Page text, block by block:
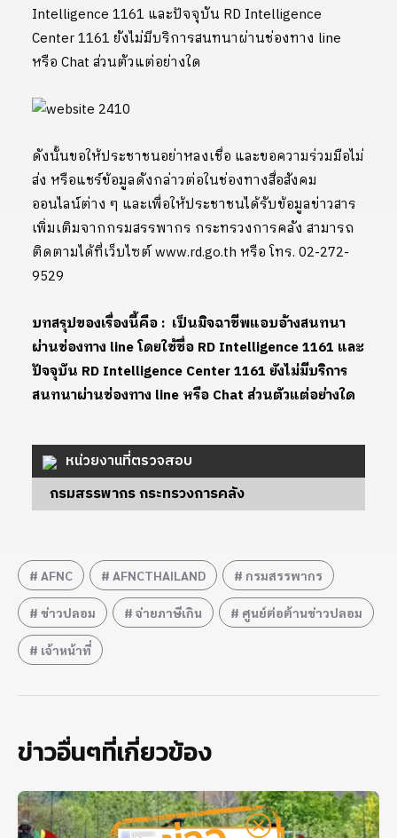
Intelligence 1161 และปัจจุบัน RD Intelligence
Center 1161 ยังไม่มีบริการสนทนาผ่านช่องทาง line
หรือ Chat ส่วนตัวแต่อย่างใด
ดังนั้นขอให้ประชาชนอย่าหลงเชื่อ และขอความร่วมมือไม่
ส่ง หรือแชร์ข้อมูลดังกล่าวต่อในช่องทางสื่อสังคม
ออนไลน์ต่าง ๆ และเพื่อให้ประชาชนได้รับข้อมูลข่าวสาร
เพิ่มเติมจากกรมสรรพากร กระทรวงการคลัง สามารถ
ติดตามได้ที่เว็บไซต์ www.rd.go.th หรือ โทร. 02-272-
9529
บทสรุปของเรื่องนี้คือ : เป็นมิจฉาชีพแอบอ้างสนทนา
ผ่านช่องทาง line โดยใช้ชื่อ RD Intelligence 1161 และ
ปัจจุบัน RD Intelligence Center 1161 ยังไม่มีบริการ
สนทนาผ่านช่องทาง line หรือ Chat ส่วนตัวแต่อย่างใด
หน่วยงานที่ตรวจสอบ
กรมสรรพากร กระทรวงการคลัง
AFNC AFNCTHAILAND กรมสรรพากร
ข่าวปลอม จ่ายภาษีเกิน ศูนย์ต่อต้านข่าวปลอม
เจ้าหน้าที่
ข่าวอื่นๆที่เกี่ยวข้อง